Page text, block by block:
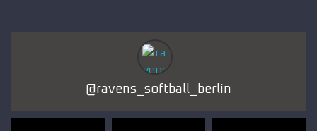
@ravens_softball_berlin